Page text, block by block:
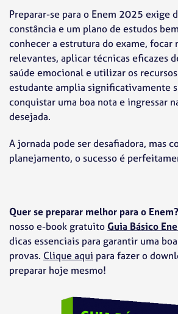
Preparar-se para o Enem 2025 exige
constância e um plano de estudos
conhecer a estrutura do exame, focar
relevantes, aplicar técnicas eficazes
saúde emocional e utilizar os
estudante amplia significativamente
conquistar uma boa nota e ingressar
desejada.
A jornada pode ser desafiadora, mas
planejamento, o sucesso é
Quer se preparar melhor para o Enem?
nosso e-book gratuitoGuia Básico
dicas essenciais para garantir uma
provas. Clique aqui para fazer o
preparar hoje mesmo!